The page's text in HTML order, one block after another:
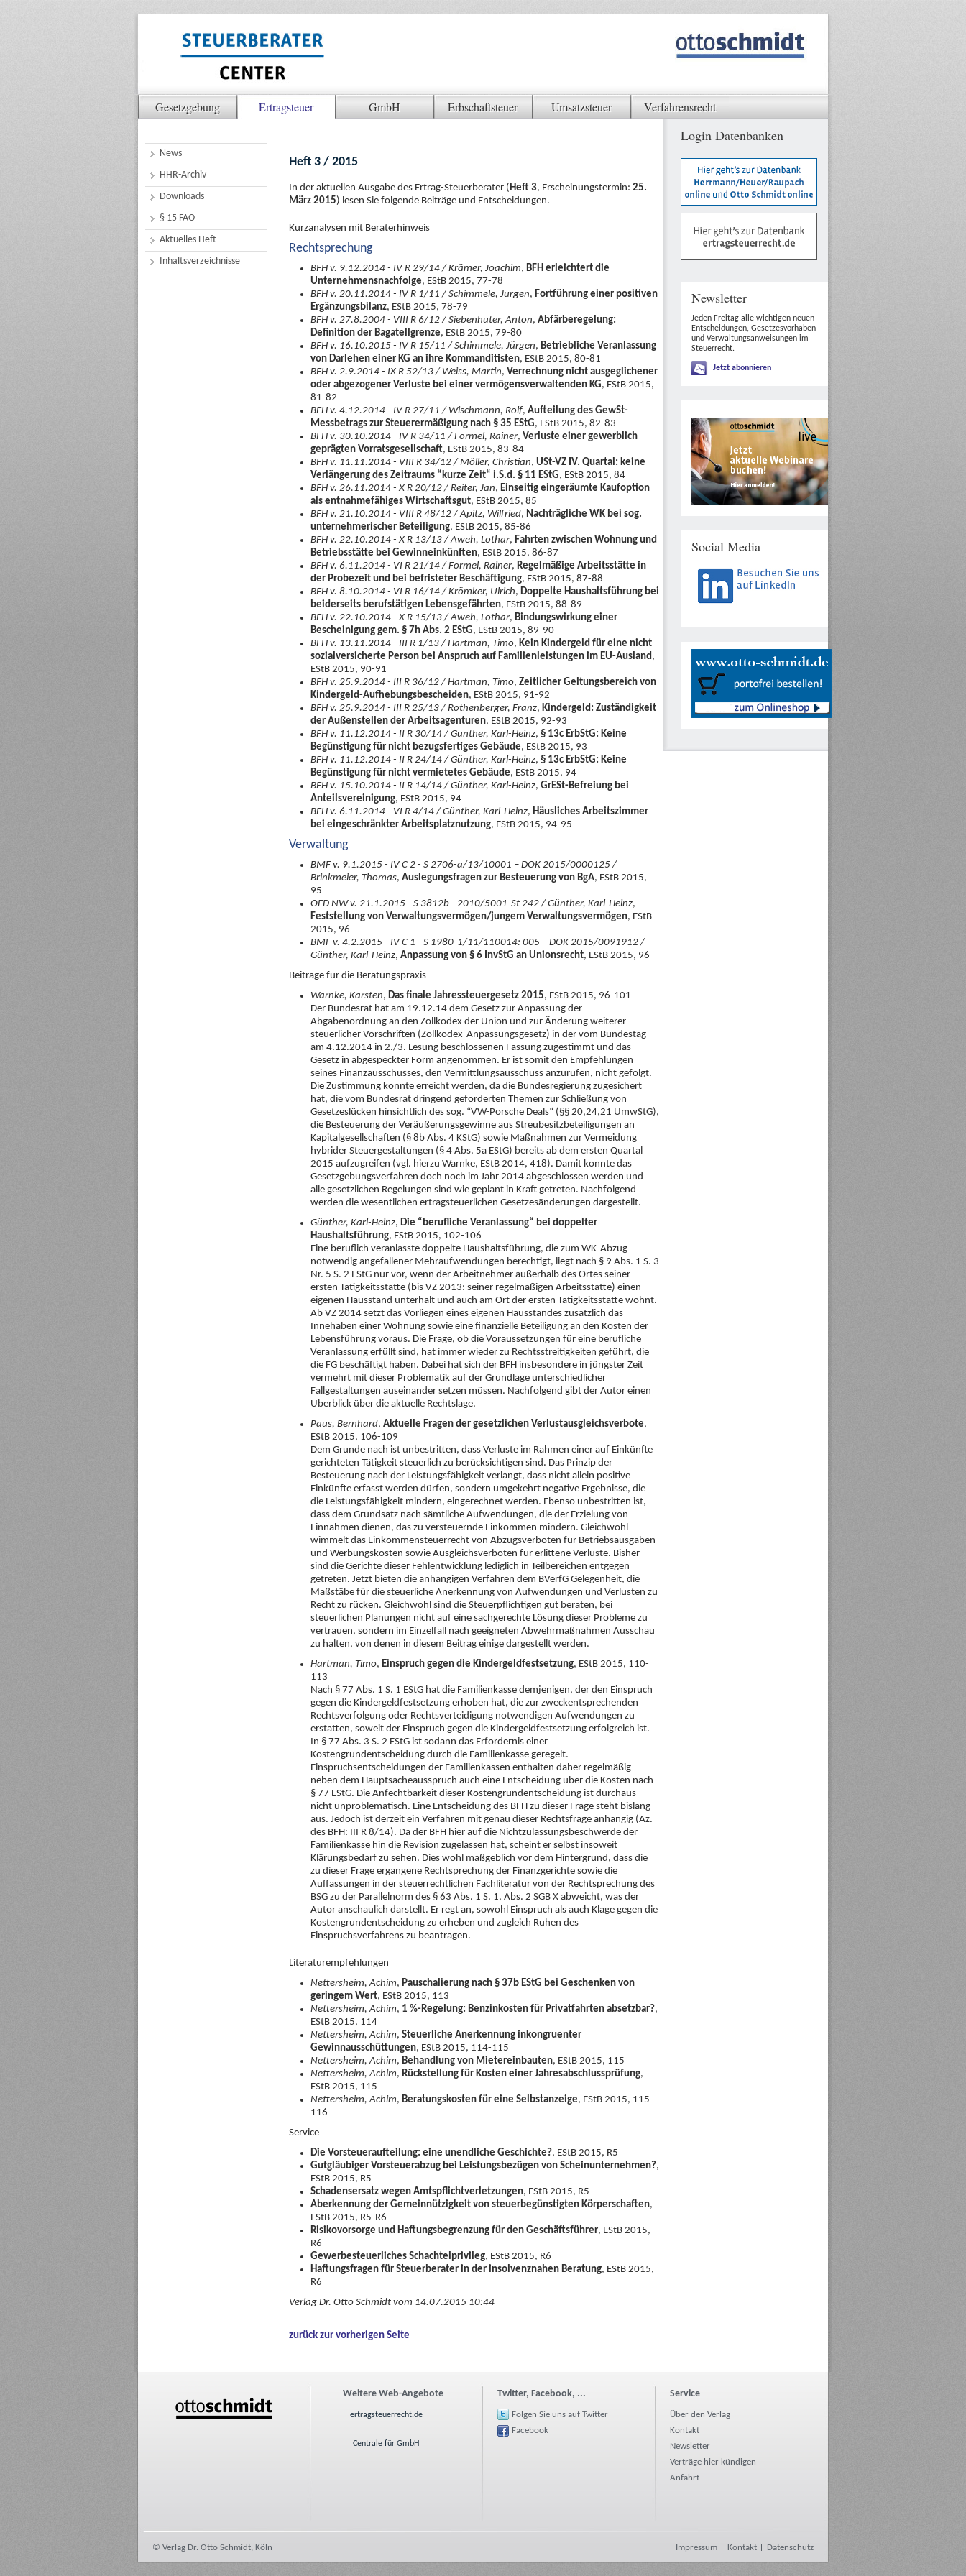
Gesetzgebung Ertragsteuer GmbH Erbschaftsteuer Umsatzsteuer Verfahrensrecht
News
HHR-Archiv
Downloads
§ 15 FAO
Aktuelles Heft
Inhaltsverzeichnisse
Heft 3 / 2015
In der aktuellen Ausgabe des Ertrag-Steuerberater (Heft 3, Erscheinungstermin: 25.
März 2015) lesen Sie folgende Beiträge und Entscheidungen.
Kurzanalysen mit Beraterhinweis
Rechtsprechung
BFH v. 9.12.2014 - IV R 29/14 / Krämer, Joachim, BFH erleichtert die
Unternehmensnachfolge, EStB 2015, 77-78
BFH v. 20.11.2014 - IV R 1/11 / Schimmele, Jürgen, Fortführung einer positiven
Ergänzungsbilanz, EStB 2015, 78-79
BFH v. 27.8.2004 - VIII R 6/12 / Siebenhüter, Anton, Abfärberegelung:
Definition der Bagatellgrenze, EStB 2015, 79-80
BFH v. 16.10.2015 - IV R 15/11 / Schimmele, Jürgen, Betriebliche Veranlassung
von Darlehen einer KG an ihre Kommanditisten, EStB 2015, 80-81
BFH v. 2.9.2014 - IX R 52/13 / Weiss, Martin, Verrechnung nicht ausgeglichener
oder abgezogener Verluste bei einer vermögensverwaltenden KG, EStB 2015,
81-82
BFH v. 4.12.2014 - IV R 27/11 / Wischmann, Rolf, Aufteilung des GewSt-
Messbetrags zur Steuerermäßigung nach § 35 EStG, EStB 2015, 82-83
BFH v. 30.10.2014 - IV R 34/11 / Formel, Rainer, Verluste einer gewerblich
geprägten Vorratsgesellschaft, EStB 2015, 83-84
BFH v. 11.11.2014 - VIII R 34/12 / Möller, Christian, USt-VZ IV. Quartal: keine
Verlängerung des Zeitraums “kurze Zeit“ i.S.d. § 11 EStG, EStB 2015, 84
BFH v. 26.11.2014 - X R 20/12 / Reiter, Jan, Einseitig eingeräumte Kaufoption
als entnahmefähiges Wirtschaftsgut, EStB 2015, 85
BFH v. 21.10.2014 - VIII R 48/12 / Apitz, Wilfried, Nachträgliche WK bei sog.
unternehmerischer Beteiligung, EStB 2015, 85-86
BFH v. 22.10.2014 - X R 13/13 / Aweh, Lothar, Fahrten zwischen Wohnung und
Betriebsstätte bei Gewinneinkünften, EStB 2015, 86-87
BFH v. 6.11.2014 - VI R 21/14 / Formel, Rainer, Regelmäßige Arbeitsstätte in
der Probezeit und bei befristeter Beschäftigung, EStB 2015, 87-88
BFH v. 8.10.2014 - VI R 16/14 / Krömker, Ulrich, Doppelte Haushaltsführung bei
beiderseits berufstätigen Lebensgefährten, EStB 2015, 88-89
BFH v. 22.10.2014 - X R 15/13 / Aweh, Lothar, Bindungswirkung einer
Bescheinigung gem. § 7h Abs. 2 EStG, EStB 2015, 89-90
BFH v. 13.11.2014 - III R 1/13 / Hartman, Timo, Kein Kindergeld für eine nicht
sozialversicherte Person bei Anspruch auf Familienleistungen im EU-Ausland,
EStB 2015, 90-91
BFH v. 25.9.2014 - III R 36/12 / Hartman, Timo, Zeitlicher Geltungsbereich von
Kindergeld-Aufhebungsbescheiden, EStB 2015, 91-92
BFH v. 25.9.2014 - III R 25/13 / Rothenberger, Franz, Kindergeld: Zuständigkeit
der Außenstellen der Arbeitsagenturen, EStB 2015, 92-93
BFH v. 11.12.2014 - II R 30/14 / Günther, Karl-Heinz, § 13c ErbStG: Keine
Begünstigung für nicht bezugsfertiges Gebäude, EStB 2015, 93
BFH v. 11.12.2014 - II R 24/14 / Günther, Karl-Heinz, § 13c ErbStG: Keine
Begünstigung für nicht vermietetes Gebäude, EStB 2015, 94
BFH v. 15.10.2014 - II R 14/14 / Günther, Karl-Heinz, GrESt-Befreiung bei
Anteilsvereinigung, EStB 2015, 94
BFH v. 6.11.2014 - VI R 4/14 / Günther, Karl-Heinz, Häusliches Arbeitszimmer
bei eingeschränkter Arbeitsplatznutzung, EStB 2015, 94-95
Verwaltung
BMF v. 9.1.2015 - IV C 2 - S 2706-a/13/10001 – DOK 2015/0000125 /
Brinkmeier, Thomas, Auslegungsfragen zur Besteuerung von BgA, EStB 2015,
95
OFD NW v. 21.1.2015 - S 3812b - 2010/5001-St 242 / Günther, Karl-Heinz,
Feststellung von Verwaltungsvermögen/jungem Verwaltungsvermögen, EStB
2015, 96
BMF v. 4.2.2015 - IV C 1 - S 1980-1/11/110014: 005 – DOK 2015/0091912 /
Günther, Karl-Heinz, Anpassung von § 6 InvStG an Unionsrecht, EStB 2015, 96
Beiträge für die Beratungspraxis
Warnke, Karsten, Das finale Jahressteuergesetz 2015, EStB 2015, 96-101
Der Bundesrat hat am 19.12.14 dem Gesetz zur Anpassung der
Abgabenordnung an den Zollkodex der Union und zur Änderung weiterer
steuerlicher Vorschriften (Zollkodex-Anpassungsgesetz) in der vom Bundestag
am 4.12.2014 in 2./3. Lesung beschlossenen Fassung zugestimmt und das
Gesetz in abgespeckter Form angenommen. Er ist somit den Empfehlungen
seines Finanzausschusses, den Vermittlungsausschuss anzurufen, nicht gefolgt.
Die Zustimmung konnte erreicht werden, da die Bundesregierung zugesichert
hat, die vom Bundesrat dringend geforderten Themen zur Schließung von
Gesetzeslücken hinsichtlich des sog. “VW-Porsche Deals“ (§§ 20,24,21 UmwStG),
die Besteuerung der Veräußerungsgewinne aus Streubesitzbeteiligungen an
Kapitalgesellschaften (§ 8b Abs. 4 KStG) sowie Maßnahmen zur Vermeidung
hybrider Steuergestaltungen (§ 4 Abs. 5a EStG) bereits ab dem ersten Quartal
2015 aufzugreifen (vgl. hierzu Warnke, EStB 2014, 418). Damit konnte das
Gesetzgebungsverfahren doch noch im Jahr 2014 abgeschlossen werden und
alle gesetzlichen Regelungen sind wie geplant in Kraft getreten. Nachfolgend
werden die wesentlichen ertragsteuerlichen Gesetzesänderungen dargestellt.
Günther, Karl-Heinz, Die “berufliche Veranlassung“ bei doppelter
Haushaltsführung, EStB 2015, 102-106
Eine beruflich veranlasste doppelte Haushaltsführung, die zum WK-Abzug
notwendig angefallener Mehraufwendungen berechtigt, liegt nach § 9 Abs. 1 S. 3
Nr. 5 S. 2 EStG nur vor, wenn der Arbeitnehmer außerhalb des Ortes seiner
ersten Tätigkeitsstätte (bis VZ 2013: seiner regelmäßigen Arbeitsstätte) einen
eigenen Hausstand unterhält und auch am Ort der ersten Tätigkeitsstätte wohnt.
Ab VZ 2014 setzt das Vorliegen eines eigenen Hausstandes zusätzlich das
Innehaben einer Wohnung sowie eine finanzielle Beteiligung an den Kosten der
Lebensführung voraus. Die Frage, ob die Voraussetzungen für eine berufliche
Veranlassung erfüllt sind, hat immer wieder zu Rechtsstreitigkeiten geführt, die
die FG beschäftigt haben. Dabei hat sich der BFH insbesondere in jüngster Zeit
vermehrt mit dieser Problematik auf der Grundlage unterschiedlicher
Fallgestaltungen auseinander setzen müssen. Nachfolgend gibt der Autor einen
Überblick über die aktuelle Rechtslage.
Paus, Bernhard, Aktuelle Fragen der gesetzlichen Verlustausgleichsverbote,
EStB 2015, 106-109
Dem Grunde nach ist unbestritten, dass Verluste im Rahmen einer auf Einkünfte
gerichteten Tätigkeit steuerlich zu berücksichtigen sind. Das Prinzip der
Besteuerung nach der Leistungsfähigkeit verlangt, dass nicht allein positive
Einkünfte erfasst werden dürfen, sondern umgekehrt negative Ergebnisse, die
die Leistungsfähigkeit mindern, eingerechnet werden. Ebenso unbestritten ist,
dass dem Grundsatz nach sämtliche Aufwendungen, die der Erzielung von
Einnahmen dienen, das zu versteuernde Einkommen mindern. Gleichwohl
wimmelt das Einkommensteuerrecht von Abzugsverboten für Betriebsausgaben
und Werbungskosten sowie Ausgleichsverboten für erlittene Verluste. Bisher
sind die Gerichte dieser Fehlentwicklung lediglich in Teilbereichen entgegen
getreten. Jetzt bieten die anhängigen Verfahren dem BVerfG Gelegenheit, die
Maßstäbe für die steuerliche Anerkennung von Aufwendungen und Verlusten zu
Recht zu rücken. Gleichwohl sind die Steuerpflichtigen gut beraten, bei
steuerlichen Planungen nicht auf eine sachgerechte Lösung dieser Probleme zu
vertrauen, sondern im Einzelfall nach geeigneten Abwehrmaßnahmen Ausschau
zu halten, von denen in diesem Beitrag einige dargestellt werden.
Hartman, Timo, Einspruch gegen die Kindergeldfestsetzung, EStB 2015, 110-
113
Nach § 77 Abs. 1 S. 1 EStG hat die Familienkasse demjenigen, der den Einspruch
gegen die Kindergeldfestsetzung erhoben hat, die zur zweckentsprechenden
Rechtsverfolgung oder Rechtsverteidigung notwendigen Aufwendungen zu
erstatten, soweit der Einspruch gegen die Kindergeldfestsetzung erfolgreich ist.
In § 77 Abs. 3 S. 2 EStG ist sodann das Erfordernis einer
Kostengrundentscheidung durch die Familienkasse geregelt.
Einspruchsentscheidungen der Familienkassen enthalten daher regelmäßig
neben dem Hauptsacheausspruch auch eine Entscheidung über die Kosten nach
§ 77 EStG. Die Anfechtbarkeit dieser Kostengrundentscheidung ist durchaus
nicht unproblematisch. Eine Entscheidung des BFH zu dieser Frage steht bislang
aus. Jedoch ist derzeit ein Verfahren mit genau dieser Rechtsfrage anhängig (Az.
des BFH: III R 8/14). Da der BFH hier auf die Nichtzulassungsbeschwerde der
Familienkasse hin die Revision zugelassen hat, scheint er selbst insoweit
Klärungsbedarf zu sehen. Dies wohl maßgeblich vor dem Hintergrund, dass die
zu dieser Frage ergangene Rechtsprechung der Finanzgerichte sowie die
Auffassungen in der steuerrechtlichen Fachliteratur von der Rechtsprechung des
BSG zu der Parallelnorm des § 63 Abs. 1 S. 1, Abs. 2 SGB X abweicht, was der
Autor anschaulich darstellt. Er regt an, sowohl Einspruch als auch Klage gegen die
Kostengrundentscheidung zu erheben und zugleich Ruhen des
Einspruchsverfahrens zu beantragen.
Literaturempfehlungen
Nettersheim, Achim, Pauschalierung nach § 37b EStG bei Geschenken von
geringem Wert, EStB 2015, 113
Nettersheim, Achim, 1 %-Regelung: Benzinkosten für Privatfahrten absetzbar?,
EStB 2015, 114
Nettersheim, Achim, Steuerliche Anerkennung inkongruenter
Gewinnausschüttungen, EStB 2015, 114-115
Nettersheim, Achim, Behandlung von Mietereinbauten, EStB 2015, 115
Nettersheim, Achim, Rückstellung für Kosten einer Jahresabschlussprüfung,
EStB 2015, 115
Nettersheim, Achim, Beratungskosten für eine Selbstanzeige, EStB 2015, 115-
116
Service
Die Vorsteueraufteilung: eine unendliche Geschichte?, EStB 2015, R5
Gutgläubiger Vorsteuerabzug bei Leistungsbezügen von Scheinunternehmen?,
EStB 2015, R5
Schadensersatz wegen Amtspflichtverletzungen, EStB 2015, R5
Aberkennung der Gemeinnützigkeit von steuerbegünstigten Körperschaften,
EStB 2015, R5-R6
Risikovorsorge und Haftungsbegrenzung für den Geschäftsführer, EStB 2015,
R6
Gewerbesteuerliches Schachtelprivileg, EStB 2015, R6
Haftungsfragen für Steuerberater in der insolvenznahen Beratung, EStB 2015,
R6
Verlag Dr. Otto Schmidt vom 14.07.2015 10:44
zurück zur vorherigen Seite
Login Datenbanken
Newsletter
Jeden Freitag alle wichtigen neuen
Entscheidungen, Gesetzesvorhaben
und Verwaltungsanweisungen im
Steuerrecht.
Jetzt abonnieren
Social Media
Weitere Web-Angebote
ertragsteuerrecht.de
Centrale für GmbH
Twitter, Facebook, ...
Folgen Sie uns auf Twitter
Facebook
Service
Über den Verlag
Kontakt
Newsletter
Verträge hier kündigen
Anfahrt
© Verlag Dr. Otto Schmidt, Köln Impressum Kontakt Datenschutz